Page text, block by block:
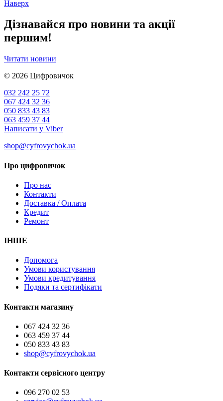
Наверх
Дізнавайся про новини та акції
першим!
Читати новини
© 2026 Цифровичок
032 242 25 72
067 424 32 36
050 833 43 83
063 459 37 44
Написати у Viber
shop@cyfrovychok.ua
Про цифровичок
Про нас
Контакти
Доставка / Оплата
Кредит
Ремонт
ІНШЕ
Допомога
Умови користування
Умови кредитування
Подяки та сертифікати
Контакти магазину
067 424 32 36
063 459 37 44
050 833 43 83
shop@cyfrovychok.ua
Контакти сервісного центру
096 270 02 53